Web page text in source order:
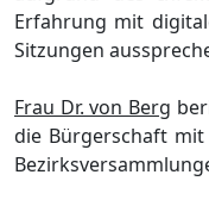
Erfahrung mit
Sitzungen
Frau Dr. von Berg
die Bürgerschaft